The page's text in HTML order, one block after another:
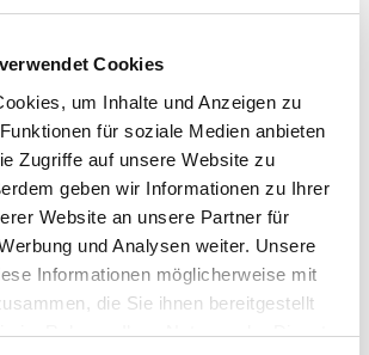
Cookies
um Inhalte und Anzeigen zu
für soziale Medien anbieten
Zugriffe auf unsere Website zu
geben wir Informationen zu Ihrer
Website an unsere Partner für
und Analysen weiter. Unsere
Informationen möglicherweise mit
die Sie ihnen bereitgestellt
im Rahmen Ihrer Nutzung der Dienste
James Bond Aston Martin DB5